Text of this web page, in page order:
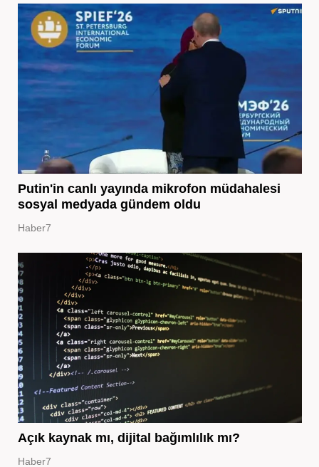
Putin'in canlı yayında mikrofon müdahalesi
sosyal medyada gündem oldu
Haber7
Açık kaynak mı, dijital bağımlılık mı?
Haber7